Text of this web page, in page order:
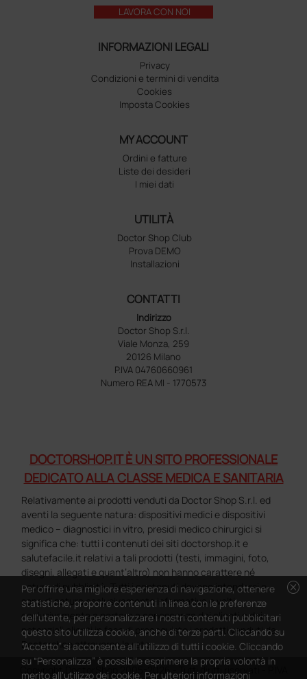
LAVORA CON NOI
INFORMAZIONI LEGALI
Privacy
Condizioni e termini di vendita
Cookies
Imposta Cookies
MY ACCOUNT
Ordini e fatture
Liste dei desideri
I miei dati
UTILITÀ
Doctor Shop Club
Prova DEMO
Installazioni
CONTATTI
Indirizzo
Doctor Shop S.r.l.
Viale Monza, 259
20126 Milano
P.IVA 04760660961
Numero REA MI - 1770573
DOCTORSHOP.IT È UN SITO PROFESSIONALE
DEDICATO ALLA CLASSE MEDICA E SANITARIA
Relativamente ai prodotti venduti da Doctor Shop S.r.l. ed
aventi la seguente natura: dispositivi medici e dispositivi
medico – diagnostici in vitro, presidi medico chirurgici si
significa che: tutti i contenuti dei siti doctorshop.it e
salutefacile.it relativi a tali prodotti (testi, immagini, foto,
disegni, allegati e quant’altro) non hanno carattere né
natura di pubblicità. Tutti i contenuti devono intendersi e
sono di natura esclusivamente informativa e volti
esclusivamente a portare a conoscenza dei clienti e dei
potenziali clienti in fase di preacquisto i prodotti venduti da
Doctorshop attraverso la rete.
Copyright DoctorShop 2005-2026 - Tutti diritti riservati - P.IVA
cancel
Per offrire una migliore esperienza di navigazione, ottenere
statistiche, proporre contenuti in linea con le preferenze
dell'utente, per personalizzare i nostri contenuti pubblicitari
questo sito utilizza cookie, anche di terze parti. Cliccando su
“Accetto” si acconsente all'utilizzo di tutti i cookie. Cliccando
su “Personalizza” è possibile esprimere la propria volontà in
merito all'utilizzo dei cookie. Per ulteriori informazioni